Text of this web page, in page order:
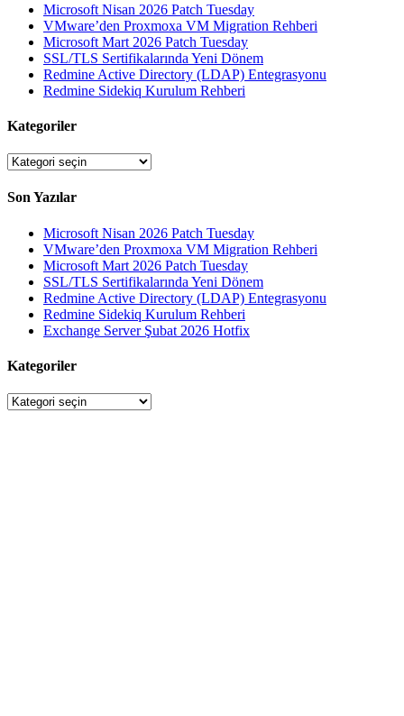
Microsoft Nisan 2026 Patch Tuesday
VMware’den Proxmoxa VM Migration Rehberi
Microsoft Mart 2026 Patch Tuesday
SSL/TLS Sertifikalarında Yeni Dönem
Redmine Active Directory (LDAP) Entegrasyonu
Redmine Sidekiq Kurulum Rehberi
Kategoriler
Kategoriler
Son Yazılar
Microsoft Nisan 2026 Patch Tuesday
VMware’den Proxmoxa VM Migration Rehberi
Microsoft Mart 2026 Patch Tuesday
SSL/TLS Sertifikalarında Yeni Dönem
Redmine Active Directory (LDAP) Entegrasyonu
Redmine Sidekiq Kurulum Rehberi
Exchange Server Şubat 2026 Hotfix
Kategoriler
Kategoriler